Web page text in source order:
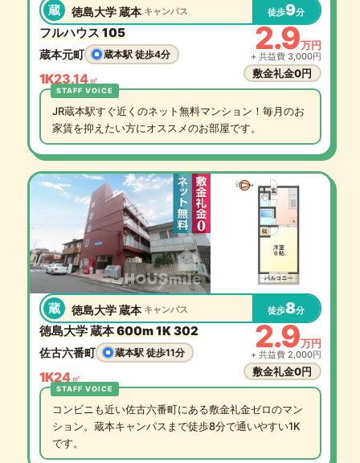
蔵 徳島大学 蔵本 キャンパス 徒歩9分
フルハウス 105
蔵本元町 蔵本駅 徒歩4分
1K23.14㎡
2.9万円
+ 共益費 3,000円
敷金礼金0円
JR蔵本駅すぐ近くのネット無料マンション！毎月のお
家賃を抑えたい方にオススメのお部屋です。
蔵 徳島大学 蔵本 キャンパス 徒歩8分
徳島大学 蔵本 600m 1K 302
佐古六番町 蔵本駅 徒歩11分
1K24㎡
2.9万円
+ 共益費 2,000円
敷金礼金0円
コンビニも近い佐古六番町にある敷金礼金ゼロのマン
ション。蔵本キャンパスまで徒歩8分で通いやすい1K
です。